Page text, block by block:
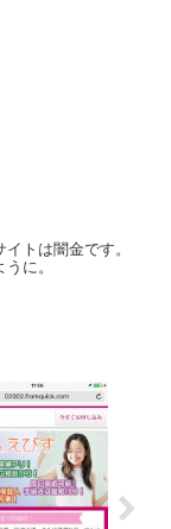
トは闇金です。
に。